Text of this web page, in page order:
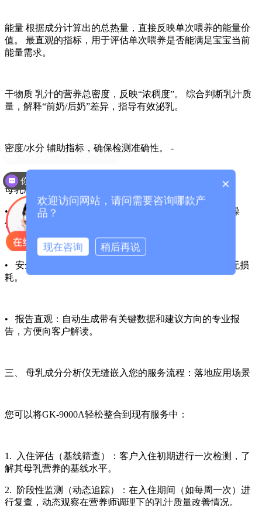
能量 根据成分计算出的总热量，直接反映单次喂养的能量价
值。 最直观的指标，用于评估单次喂养是否能满足宝宝当前
能量需求。
干物质 乳汁的营养总密度，反映“浓稠度”。 综合判断乳汁质
量，解释“前奶/后奶”差异，指导有效泌乳。
密度/水分 辅助指标，确保检测准确性。 -
母乳成分分析仪
• 简便快捷：操作流程简单，经过培训的护理人员即可操
作，数分钟内出结果。
• 安全无创：采用超声波等技术，对乳汁样本无污染、无损
耗。
• 报告直观：自动生成带有关键数据和建议方向的专业报
告，方便向客户解读。
三、 母乳成分分析仪无缝嵌入您的服务流程：落地应用场景
您可以将GK-9000A轻松整合到现有服务中：
1. 入住评估（基线筛查）：客户入住初期进行一次检测，了
解其母乳营养的基线水平。
2. 阶段性监测（动态追踪）：在入住期间（如每周一次）进
行复查，动态观察在营养师调理下的乳汁质量改善情况。
你们是怎么收费的呢？ ×
欢迎访问网站，请问需要咨询哪款产
品？
现在咨询 稍后再说